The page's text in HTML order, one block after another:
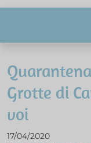
Grotte di
voi
17/04/2020